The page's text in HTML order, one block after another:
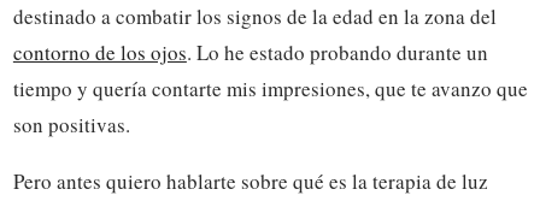
destinado a combatir los signos de la edad en la zona del
contorno de los ojos. Lo he estado probando durante un
tiempo y quería contarte mis impresiones, que te avanzo que
son positivas.
Pero antes quiero hablarte sobre qué es la terapia de luz